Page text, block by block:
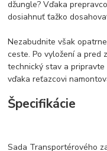
džungle? Vďaka
dosiahnuť ťažko
Nezabudnite však
ceste. Po vyložení a pred
technický stav a
vďaka reťazcovi
Špecifikácie
Sada Transportérového